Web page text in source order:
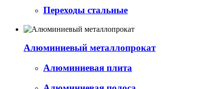
Переходы стальные
Алюминиевый металлопрокат
Алюминиевая плита